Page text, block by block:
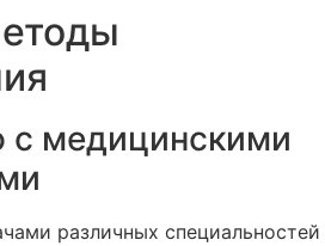
с медицинскими
различных специальностей